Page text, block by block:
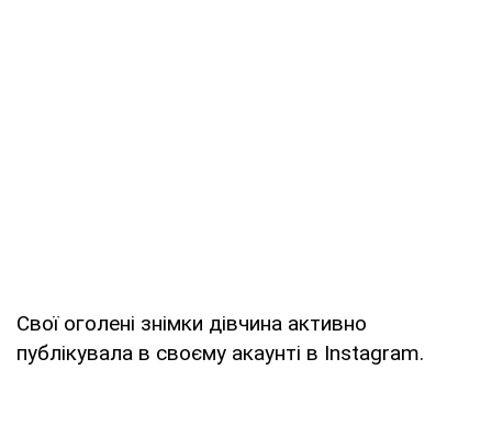
Свої оголені знімки дівчина активно
публікувала в своєму акаунті в Instagram.